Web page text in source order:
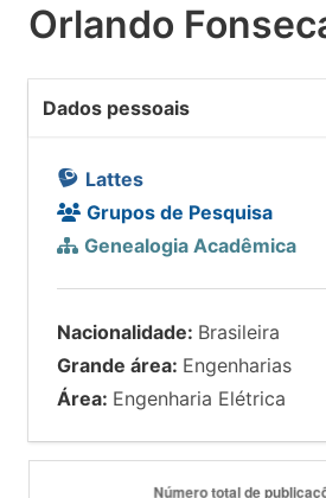
Orlando
Dados pessoais
Lattes
Grupos de Pesquisa
Genealogia Acadêmica
Nacionalidade: Brasileira
Grande área: Engenharias
Área: Engenharia Elétrica